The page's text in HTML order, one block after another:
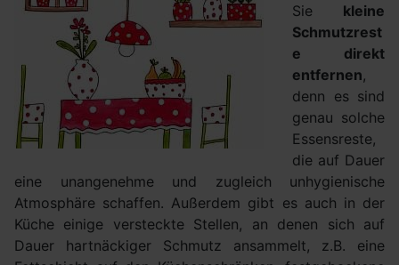
Sie kleine
Schmutzrest
e direkt
entfernen,
denn es sind
genau solche
Essensreste,
die auf Dauer
eine unangenehme und zugleich unhygienische
Atmosphäre schaffen. Außerdem gibt es auch in der
Küche einige versteckte Stellen, an denen sich auf
Dauer hartnäckiger Schmutz ansammelt, z.B. eine